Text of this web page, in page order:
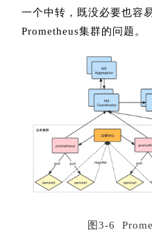
一个中转，既没必要也容
Prometheus集群的问题。
图3-6